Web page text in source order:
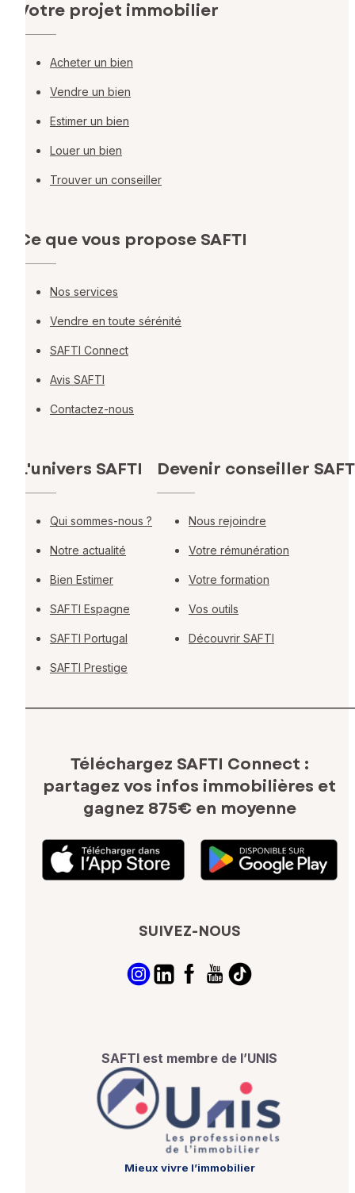
Votre projet immobilier
Acheter un bien
Vendre un bien
Estimer un bien
Louer un bien
Trouver un conseiller
Ce que vous propose SAFTI
Nos services
Vendre en toute sérénité
SAFTI Connect
Avis SAFTI
Contactez-nous
L'univers SAFTI
Qui sommes-nous ?
Notre actualité
Bien Estimer
SAFTI Espagne
SAFTI Portugal
SAFTI Prestige
Devenir conseiller
Nous rejoindre
Votre rémunération
Votre formation
Vos outils
Découvrir SAFTI
Téléchargez SAFTI Connect :
partagez vos infos immobilières et
gagnez 875€ en moyenne
SUIVEZ-NOUS
SAFTI est membre de l’UNIS
Mieux vivre l’immobilier